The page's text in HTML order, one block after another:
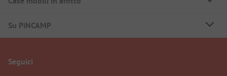
Su PiNCAMP
Seguici